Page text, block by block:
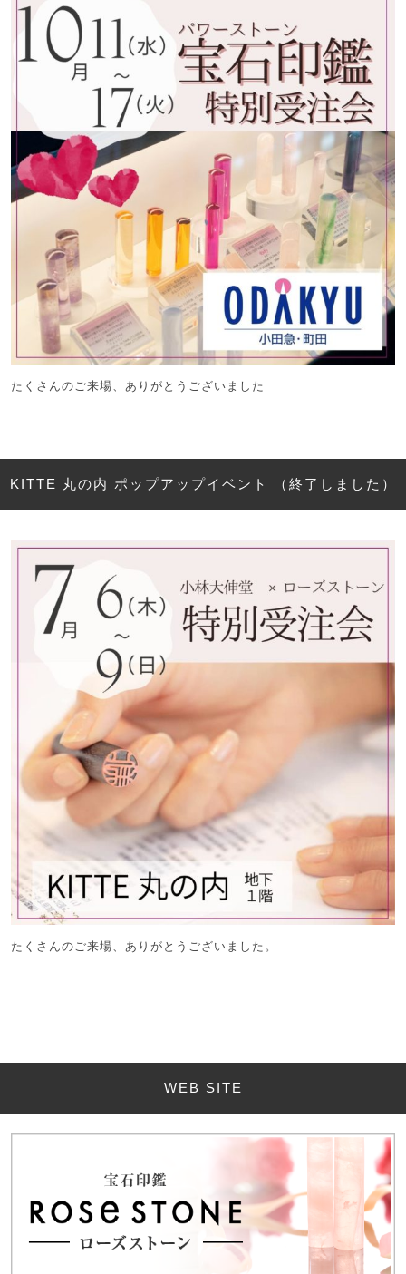
たくさんのご来場、ありがとうございました
KITTE 丸の内 ポップアップイベント （終了しました）
たくさんのご来場、ありがとうございました。
WEB SITE